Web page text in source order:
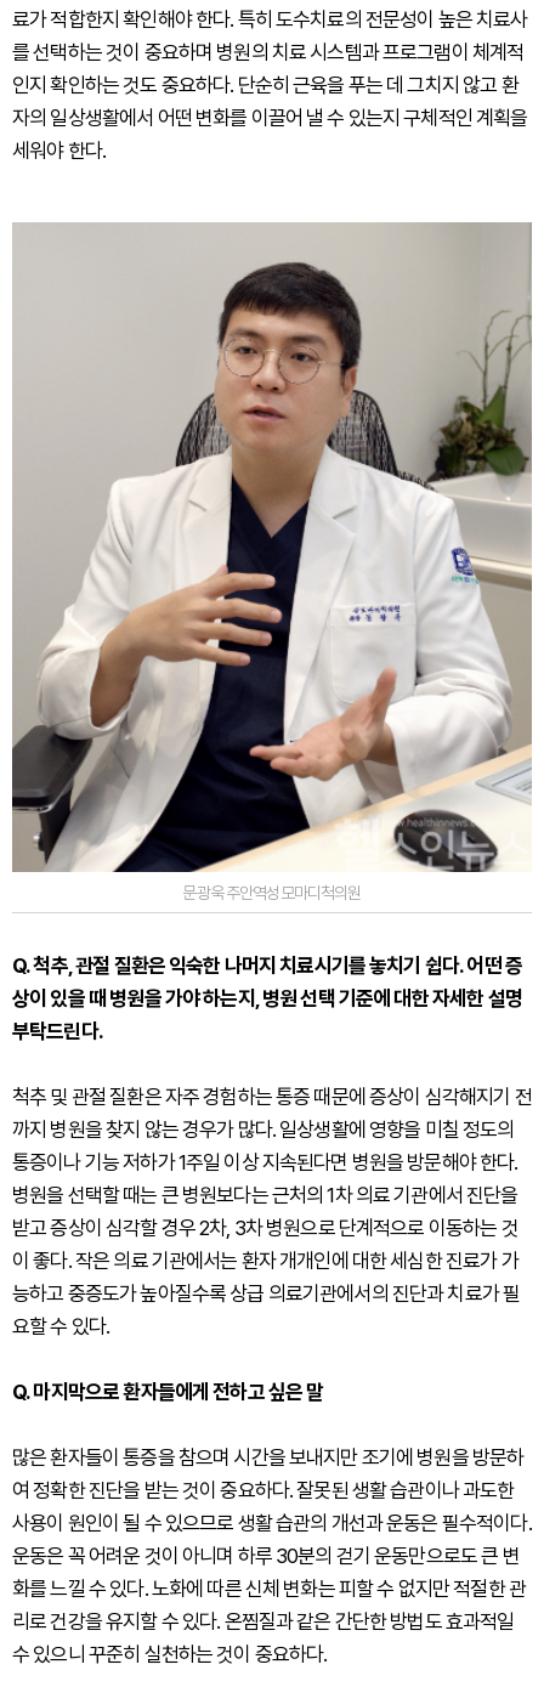
료가 적합한지 확인해야 한다. 특히 도수치료의 전문성이 높은 치료사
를 선택하는 것이 중요하며 병원의 치료 시스템과 프로그램이 체계적
인지 확인하는 것도 중요하다. 단순히 근육을 푸는 데 그치지 않고 환
자의 일상생활에서 어떤 변화를 이끌어 낼 수 있는지 구체적인 계획을
세워야 한다.
문광욱 주안역성모마디척의원
Q. 척추, 관절 질환은 익숙한 나머지 치료시기를 놓치기 쉽다. 어떤 증
상이 있을 때 병원을 가야 하는지, 병원 선택 기준에 대한 자세한 설명
부탁드린다.
척추 및 관절 질환은 자주 경험하는 통증 때문에 증상이 심각해지기 전
까지 병원을 찾지 않는 경우가 많다. 일상생활에 영향을 미칠 정도의
통증이나 기능 저하가 1주일 이상 지속된다면 병원을 방문해야 한다.
병원을 선택할 때는 큰 병원보다는 근처의 1차 의료 기관에서 진단을
받고 증상이 심각할 경우 2차, 3차 병원으로 단계적으로 이동하는 것
이 좋다. 작은 의료 기관에서는 환자 개개인에 대한 세심한 진료가 가
능하고 중증도가 높아질수록 상급 의료기관에서의 진단과 치료가 필
요할 수 있다.
Q. 마지막으로 환자들에게 전하고 싶은 말
많은 환자들이 통증을 참으며 시간을 보내지만 조기에 병원을 방문하
여 정확한 진단을 받는 것이 중요하다. 잘못된 생활 습관이나 과도한
사용이 원인이 될 수 있으므로 생활 습관의 개선과 운동은 필수적이다.
운동은 꼭 어려운 것이 아니며 하루 30분의 걷기 운동만으로도 큰 변
화를 느낄 수 있다. 노화에 따른 신체 변화는 피할 수 없지만 적절한 관
리로 건강을 유지할 수 있다. 온찜질과 같은 간단한 방법도 효과적일
수 있으니 꾸준히 실천하는 것이 중요하다.